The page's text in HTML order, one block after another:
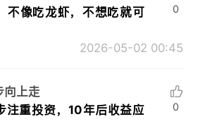
不像吃龙虾，不想吃就可
2026-05-02 00:45
0
向上走
注重投资，10年后收益应
0